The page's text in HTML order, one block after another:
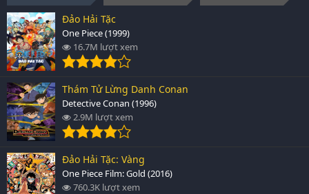
Đảo Hải Tặc
One Piece (1999)
16.7M lượt xem
Thám Tử Lừng Danh Conan
Detective Conan (1996)
2.9M lượt xem
Đảo Hải Tặc: Vàng
One Piece Film: Gold (2016)
760.3K lượt xem